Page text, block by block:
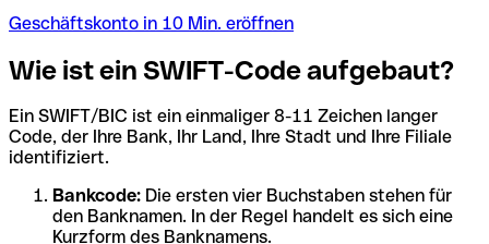
Geschäftskonto in 10 Min. eröffnen
Wie ist ein SWIFT-Code aufgebaut?
Ein SWIFT/BIC ist ein einmaliger 8-11 Zeichen langer
Code, der Ihre Bank, Ihr Land, Ihre Stadt und Ihre Filiale
identifiziert.
Bankcode: Die ersten vier Buchstaben stehen für
den Banknamen. In der Regel handelt es sich eine
Kurzform des Banknamens.